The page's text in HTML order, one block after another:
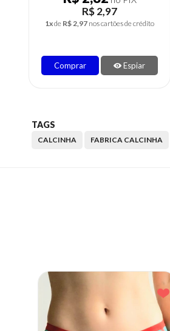
R$ 2,97
1xde R$ 2,97 nos cartões de crédito
Comprar Espiar
TAGS
CALCINHA FABRICA CALCINHA